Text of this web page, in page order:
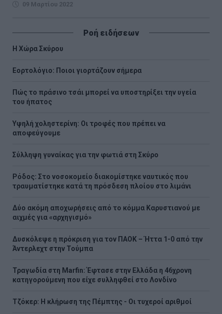
09 Μαρτίου 2022
Ροή ειδήσεων
Η Χώρα Σκύρου
Εορτολόγιο: Ποιοι γιορτάζουν σήμερα
Πώς το πράσινο τσάι μπορεί να υποστηρίξει την υγεία
του ήπατος
Υψηλή χοληστερίνη: Οι τροφές που πρέπει να
αποφεύγουμε
Σύλληψη γυναίκας για την φωτιά στη Σκύρο
Ρόδος: Στο νοσοκομείο διακομίστηκε ναυτικός που
τραυματίστηκε κατά τη πρόσδεση πλοίου στο λιμάνι
Δύο ακόμη αποχωρήσεις από το κόμμα Καρυστιανού με
αιχμές για «αρχηγισμό»
Δυσκόλεψε η πρόκριση για τον ΠΑΟΚ – Ήττα 1-0 από την
Άντερλεχτ στην Τούμπα
Τραγωδία στη Marfin: Έφτασε στην Ελλάδα η 46χρονη
κατηγορούμενη που είχε συλληφθεί στο Λονδίνο
Τζόκερ: Η κλήρωση της Πέμπτης - Οι τυχεροί αριθμοί